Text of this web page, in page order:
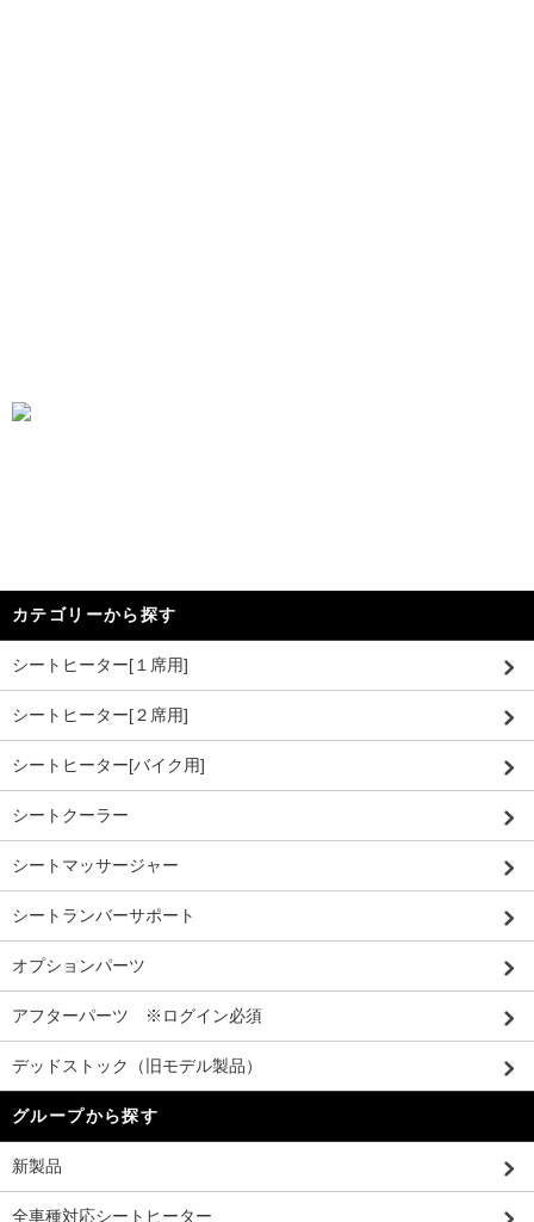
カテゴリーから探す
シートヒーター[１席用]
シートヒーター[２席用]
シートヒーター[バイク用]
シートクーラー
シートマッサージャー
シートランバーサポート
オプションパーツ
アフターパーツ ※ログイン必須
デッドストック（旧モデル製品）
グループから探す
新製品
全車種対応シートヒーター